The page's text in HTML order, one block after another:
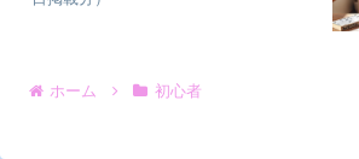
ホーム 初心者